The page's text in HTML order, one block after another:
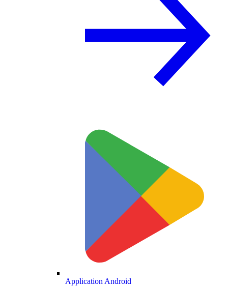
Application Android